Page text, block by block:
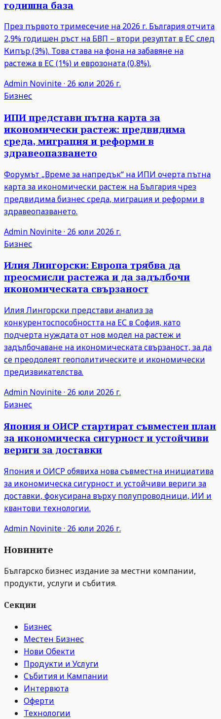
годишна база
През първото тримесечие на 2026 г. България отчита
2,9% годишен ръст на БВП – втори резултат в ЕС след
Кипър (3%). Това става на фона на забавяне на
растежа в ЕС (1%) и еврозоната (0,8%).
Admin Novinite· 26 юли 2026 г.
Бизнес
ИПИ представи пътна карта за
икономически растеж: предвидима
среда, миграция и реформи в
здравеопазването
Форумът „Време за напредък“ на ИПИ очерта пътна
карта за икономически растеж на България чрез
предвидима бизнес среда, миграция и реформи в
здравеопазването.
Admin Novinite· 26 юли 2026 г.
Бизнес
Илия Лингорски: Европа трябва да
преосмисли растежа и да задълбочи
икономическата свързаност
Илия Лингорски представи анализ за
конкурентоспособността на ЕС в София, като
подчерта нуждата от нов модел на растеж и
задълбочаване на икономическата свързаност, за да
се преодолеят геополитическите и икономически
предизвикателства.
Admin Novinite· 26 юли 2026 г.
Бизнес
Япония и ОИСР стартират съвместен план
за икономическа сигурност и устойчиви
вериги за доставки
Япония и ОИСР обявиха нова съвместна инициатива
за икономическа сигурност и устойчиви вериги за
доставки, фокусирана върху полупроводници, ИИ и
квантови технологии.
Admin Novinite· 26 юли 2026 г.
Новините
Българско бизнес издание за местни компании,
продукти, услуги и събития.
Секции
Бизнес
Местен Бизнес
Нови Обекти
Продукти и Услуги
Събития и Кампании
Интервюта
Оферти
Технологии